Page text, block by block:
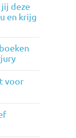
deze
en krijg
voor